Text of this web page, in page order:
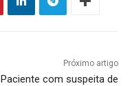
Próximo artigo
Paciente com suspeita de